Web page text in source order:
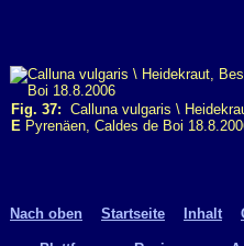
Fig. 37: Calluna vulgaris \
E Pyrenäen, Caldes de Boi
Nach oben Startseite Inhalt